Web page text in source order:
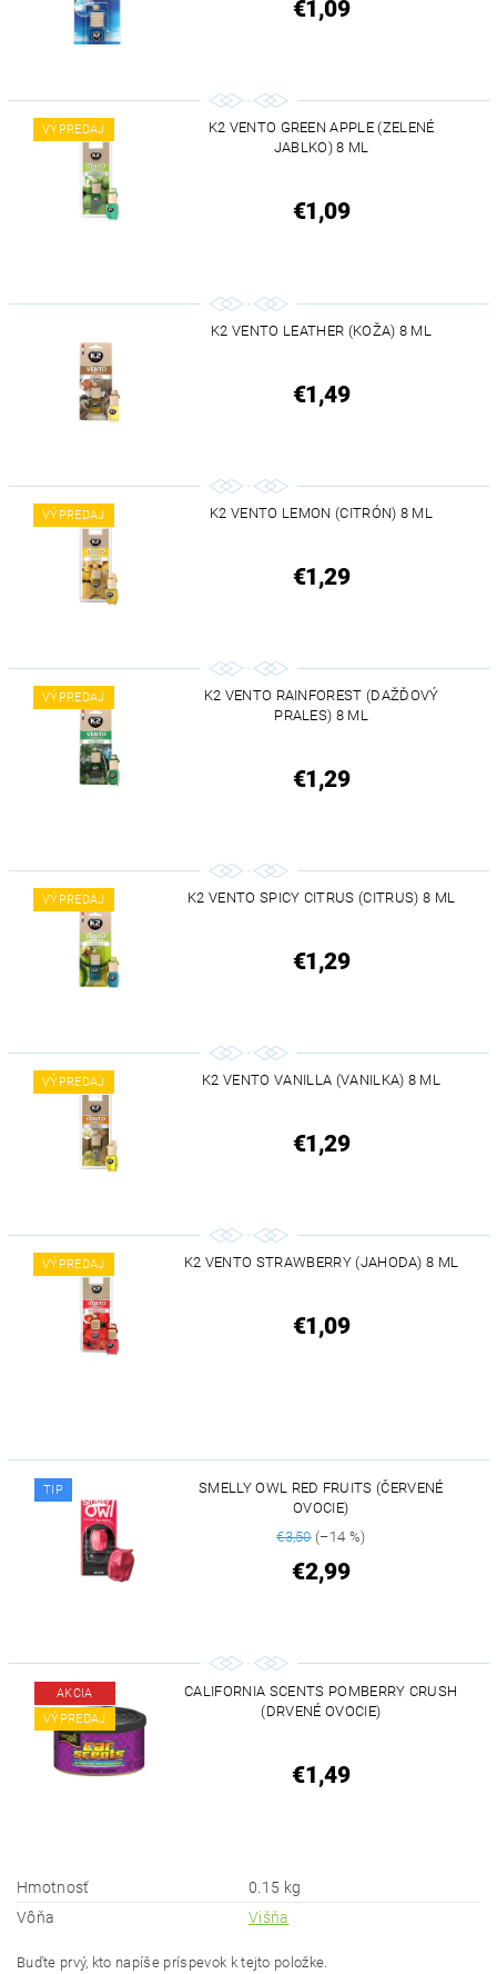
€1,09
VÝPREDAJ
K2 VENTO GREEN APPLE (ZELENÉ
JABLKO) 8 ML
€1,09
K2 VENTO LEATHER (KOŽA) 8 ML
€1,49
VÝPREDAJ K2 VENTO LEMON (CITRÓN) 8 ML
€1,29
VÝPREDAJ
K2 VENTO RAINFOREST (DAŽĎOVÝ
PRALES) 8 ML
€1,29
VÝPREDAJ K2 VENTO SPICY CITRUS (CITRUS) 8 ML
€1,29
VÝPREDAJ K2 VENTO VANILLA (VANILKA) 8 ML
€1,29
VÝPREDAJ K2 VENTO STRAWBERRY (JAHODA) 8 ML
€1,09
TIP
SMELLY OWL RED FRUITS (ČERVENÉ
OVOCIE)
€3,50(–14 %)
€2,99
AKCIA
VÝPREDAJ
CALIFORNIA SCENTS POMBERRY CRUSH
(DRVENÉ OVOCIE)
€1,49
Hmotnosť
0.15 kg
Vôňa
Višňa
Buďte prvý, kto napíše príspevok k tejto položke.